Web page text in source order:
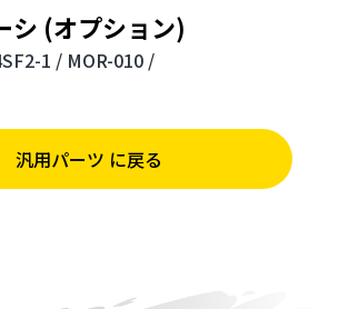
シ (オプション)
1 / MOR-010 /
汎用パーツ に戻る